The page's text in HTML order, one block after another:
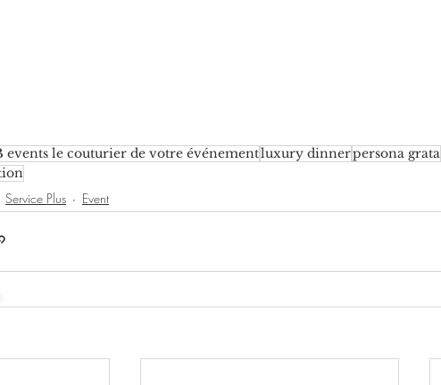
events le couturier de votre événementluxury dinnerpersona grata
Service Plus Event